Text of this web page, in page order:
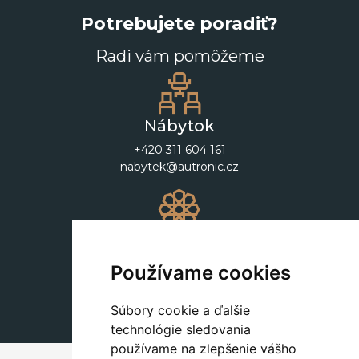
Používame cookies
Súbory cookie a ďalšie
technológie sledovania
používame na zlepšenie vášho
Potrebujete poradiť?
Radi vám pomôžeme
Nábytok
+420 311 604 161
nabytek@autronic.cz
+420 311 604 182
dekorace@autronic.cz